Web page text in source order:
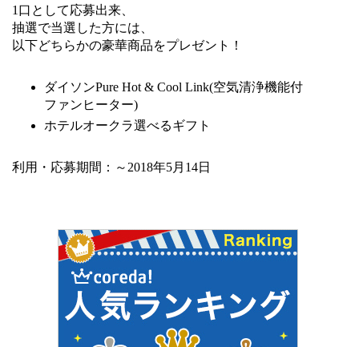
1口として応募出来、
抽選で当選した方には、
以下どちらかの豪華商品をプレゼント！
ダイソンPure Hot & Cool Link(空気清浄機能付
ファンヒーター)
ホテルオークラ選べるギフト
利用・応募期間：～2018年5月14日